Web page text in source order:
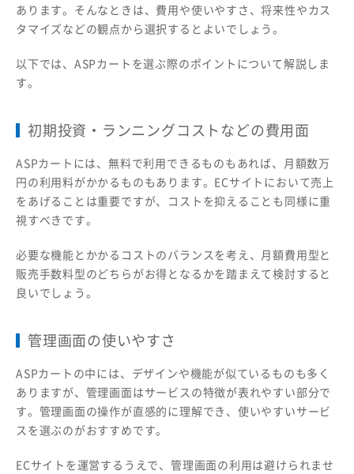
あります。そんなときは、費用や使いやすさ、将来性やカス
タマイズなどの観点から選択するとよいでしょう。
以下では、ASPカートを選ぶ際のポイントについて解説しま
す。
初期投資・ランニングコストなどの費用面
ASPカートには、無料で利用できるものもあれば、月額数万
円の利用料がかかるものもあります。ECサイトにおいて売上
をあげることは重要ですが、コストを抑えることも同様に重
視すべきです。
必要な機能とかかるコストのバランスを考え、月額費用型と
販売手数料型のどちらがお得となるかを踏まえて検討すると
良いでしょう。
管理画面の使いやすさ
ASPカートの中には、デザインや機能が似ているものも多く
ありますが、管理画面はサービスの特徴が表れやすい部分で
す。管理画面の操作が直感的に理解でき、使いやすいサービ
スを選ぶのがおすすめです。
ECサイトを運営するうえで、管理画面の利用は避けられませ